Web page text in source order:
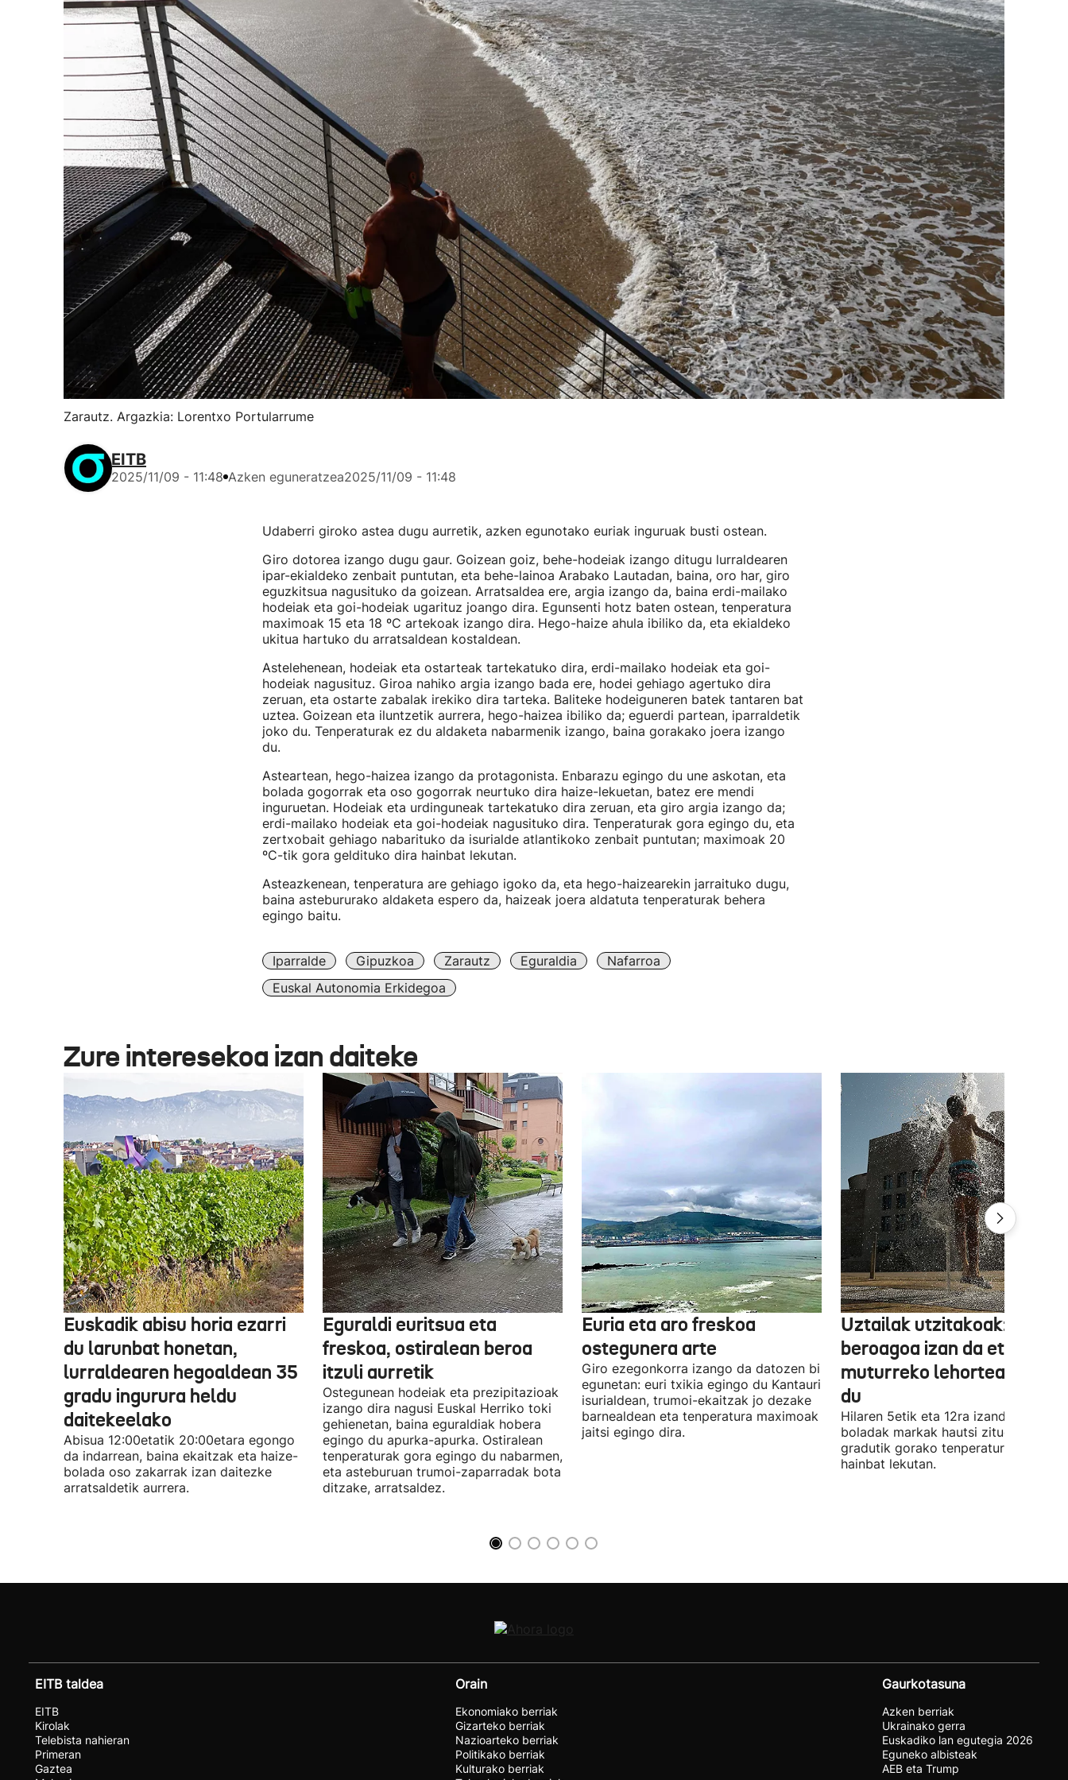
Zarautz. Argazkia: Lorentxo Portularrume
EITB
2025/11/09 - 11:48 Azken eguneratzea2025/11/09 - 11:48
Udaberri giroko astea dugu aurretik, azken egunotako euriak inguruak busti ostean.
Giro dotorea izango dugu gaur. Goizean goiz, behe-hodeiak izango ditugu lurraldearen
ipar-ekialdeko zenbait puntutan, eta behe-lainoa Arabako Lautadan, baina, oro har, giro
eguzkitsua nagusituko da goizean. Arratsaldea ere, argia izango da, baina erdi-mailako
hodeiak eta goi-hodeiak ugarituz joango dira. Egunsenti hotz baten ostean, tenperatura
maximoak 15 eta 18 ºC artekoak izango dira. Hego-haize ahula ibiliko da, eta ekialdeko
ukitua hartuko du arratsaldean kostaldean.
Astelehenean, hodeiak eta ostarteak tartekatuko dira, erdi-mailako hodeiak eta goi-
hodeiak nagusituz. Giroa nahiko argia izango bada ere, hodei gehiago agertuko dira
zeruan, eta ostarte zabalak irekiko dira tarteka. Baliteke hodeiguneren batek tantaren bat
uztea. Goizean eta iluntzetik aurrera, hego-haizea ibiliko da; eguerdi partean, iparraldetik
joko du. Tenperaturak ez du aldaketa nabarmenik izango, baina gorakako joera izango
du.
Asteartean, hego-haizea izango da protagonista. Enbarazu egingo du une askotan, eta
bolada gogorrak eta oso gogorrak neurtuko dira haize-lekuetan, batez ere mendi
inguruetan. Hodeiak eta urdinguneak tartekatuko dira zeruan, eta giro argia izango da;
erdi-mailako hodeiak eta goi-hodeiak nagusituko dira. Tenperaturak gora egingo du, eta
zertxobait gehiago nabarituko da isurialde atlantikoko zenbait puntutan; maximoak 20
ºC-tik gora geldituko dira hainbat lekutan.
Asteazkenean, tenperatura are gehiago igoko da, eta hego-haizearekin jarraituko dugu,
baina astebururako aldaketa espero da, haizeak joera aldatuta tenperaturak behera
egingo baitu.
Iparralde Gipuzkoa Zarautz Eguraldia
Nafarroa
Euskal Autonomia Erkidegoa
Zure interesekoa izan daiteke
Euskadik abisu horia ezarri
du larunbat honetan,
lurraldearen hegoaldean 35
gradu ingurura heldu
daitekeelako
Abisua 12:00etatik 20:00etara egongo
da indarrean, baina ekaitzak eta haize-
bolada oso zakarrak izan daitezke
arratsaldetik aurrera.
Eguraldi euritsua eta
freskoa, ostiralean beroa
itzuli aurretik
Ostegunean hodeiak eta prezipitazioak
izango dira nagusi Euskal Herriko toki
gehienetan, baina eguraldiak hobera
egingo du apurka-apurka. Ostiralean
tenperaturak gora egingo du nabarmen,
eta asteburuan trumoi-zaparradak bota
ditzake, arratsaldez.
Euria eta aro freskoa
ostegunera arte
Giro ezegonkorra izango da datozen bi
egunetan: euri txikia egingo du Kantauri
isurialdean, trumoi-ekaitzak jo dezake
barnealdean eta tenperatura maximoak
jaitsi egingo dira.
Uztailak utzitakoak: 3,6 ºC
beroagoa izan da eta
muturreko lehortea ekarri
du
Hilaren 5etik eta 12ra izandako bero-
boladak markak hautsi zituen. 40
gradutik gorako tenperaturak izan
hainbat lekutan.
EITB taldea
EITB
Kirolak
Telebista nahieran
Primeran
Gaztea
Orain
Ekonomiako berriak
Gizarteko berriak
Nazioarteko berriak
Politikako berriak
Kulturako berriak
Gaurkotasuna
Azken berriak
Ukrainako gerra
Euskadiko lan egutegia 2026
Eguneko albisteak
AEB eta Trump